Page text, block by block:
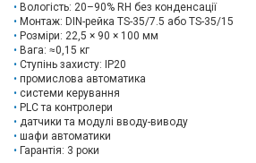
Вологість: 20–90% RH без конденсації
Монтаж: DIN-рейка TS-35/7.5 або TS-35/15
Розміри: 22,5 × 90 × 100 мм
Вага: ≈0,15 кг
Ступінь захисту: IP20
промислова автоматика
системи керування
PLC та контролери
датчики та модулі вводу-виводу
шафи автоматики
Гарантія: 3 роки